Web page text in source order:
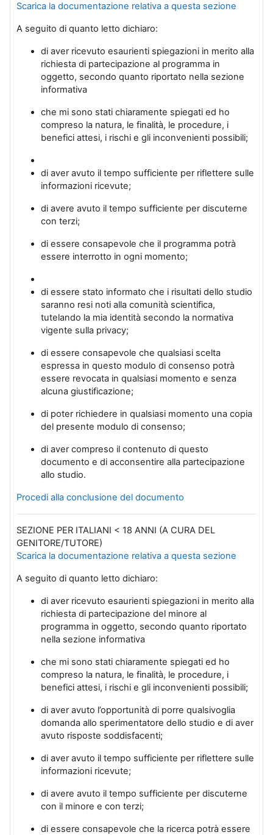
Scarica la documentazione relativa a questa sezione
A seguito di quanto letto dichiaro:
di aver ricevuto esaurienti spiegazioni in merito alla
richiesta di partecipazione al programma in
oggetto, secondo quanto riportato nella sezione
informativa
che mi sono stati chiaramente spiegati ed ho
compreso la natura, le finalità, le procedure, i
benefici attesi, i rischi e gli inconvenienti possibili;
di aver avuto il tempo sufficiente per riflettere sulle
informazioni ricevute;
di avere avuto il tempo sufficiente per discuterne
con terzi;
di essere consapevole che il programma potrà
essere interrotto in ogni momento;
di essere stato informato che i risultati dello studio
saranno resi noti alla comunità scientifica,
tutelando la mia identità secondo la normativa
vigente sulla privacy;
di essere consapevole che qualsiasi scelta
espressa in questo modulo di consenso potrà
essere revocata in qualsiasi momento e senza
alcuna giustificazione;
di poter richiedere in qualsiasi momento una copia
del presente modulo di consenso;
di aver compreso il contenuto di questo
documento e di acconsentire alla partecipazione
allo studio.
Procedi alla conclusione del documento
SEZIONE PER ITALIANI < 18 ANNI (A CURA DEL
GENITORE/TUTORE)
Scarica la documentazione relativa a questa sezione
A seguito di quanto letto dichiaro:
di aver ricevuto esaurienti spiegazioni in merito alla
richiesta di partecipazione del minore al
programma in oggetto, secondo quanto riportato
nella sezione informativa
che mi sono stati chiaramente spiegati ed ho
compreso la natura, le finalità, le procedure, i
benefici attesi, i rischi e gli inconvenienti possibili;
di aver avuto l’opportunità di porre qualsivoglia
domanda allo sperimentatore dello studio e di aver
avuto risposte soddisfacenti;
di aver avuto il tempo sufficiente per riflettere sulle
informazioni ricevute;
di avere avuto il tempo sufficiente per discuterne
con il minore e con terzi;
di essere consapevole che la ricerca potrà essere